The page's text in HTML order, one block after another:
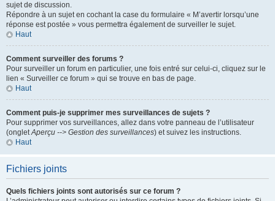
sujet de discussion.
Répondre à un sujet en cochant la case du formulaire « M’avertir lorsqu’une
réponse est postée » vous permettra également de surveiller le sujet.
Haut
Comment surveiller des forums ?
Pour surveiller un forum en particulier, une fois entré sur celui-ci, cliquez sur le
lien « Surveiller ce forum » qui se trouve en bas de page.
Haut
Comment puis-je supprimer mes surveillances de sujets ?
Pour supprimer vos surveillances, allez dans votre panneau de l’utilisateur
(ongletAperçu --> Gestion des surveillances) et suivez les instructions.
Haut
Fichiers joints
Quels fichiers joints sont autorisés sur ce forum ?